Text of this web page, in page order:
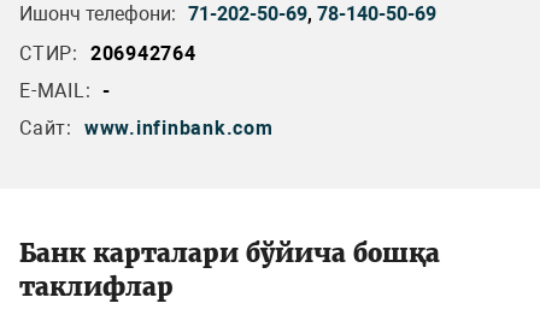
Ишонч телефони: 71-202-50-69, 78-140-50-69
СТИР:
206942764
E-MAIL: -
Сайт:
www.infinbank.com
Банк карталари бўйича бошқа
таклифлар